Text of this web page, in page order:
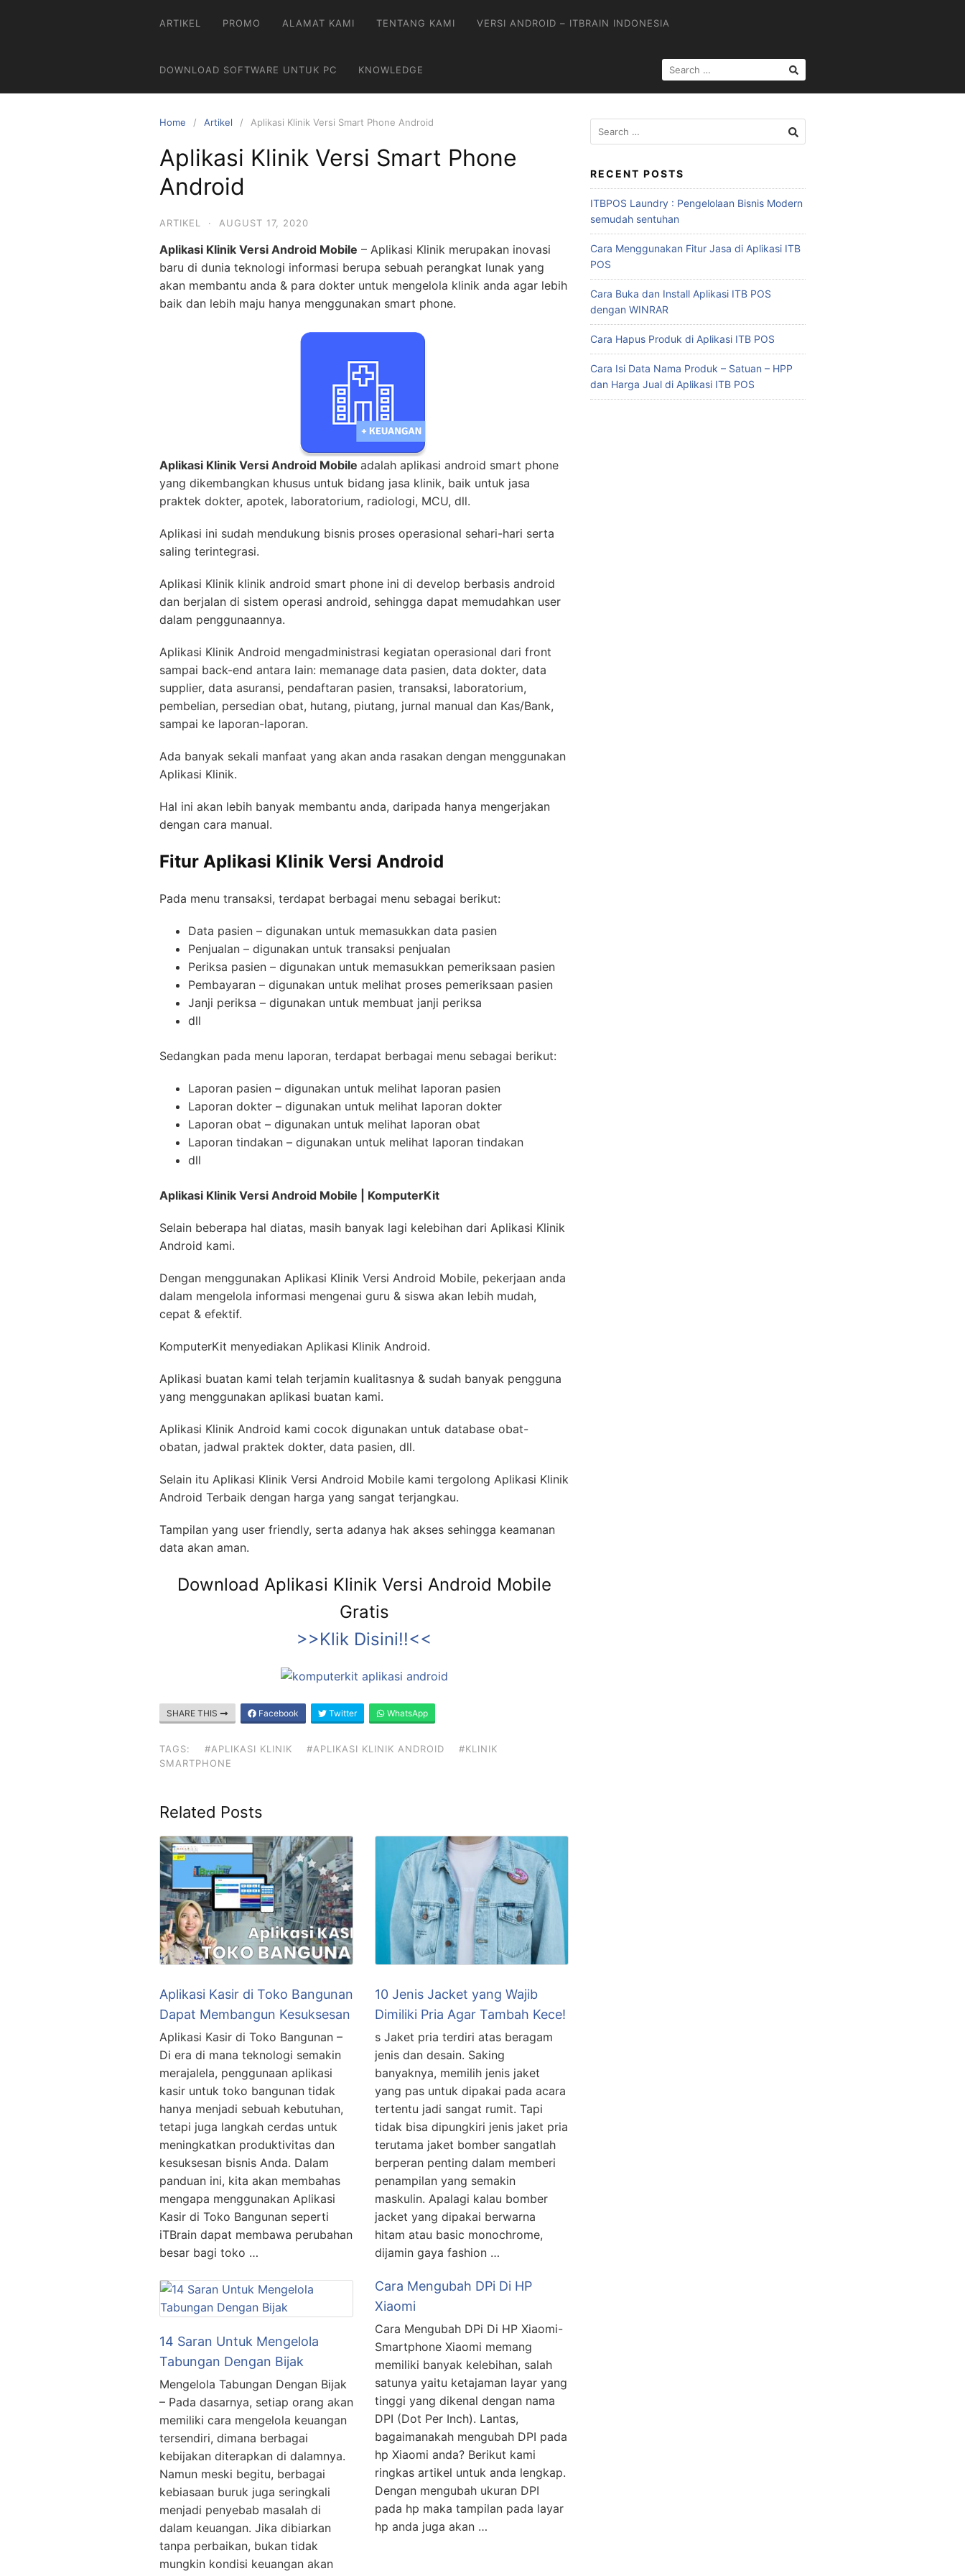
ARTIKEL PROMO ALAMAT KAMI TENTANG KAMI VERSI ANDROID – ITBRAIN INDONESIA
DOWNLOAD SOFTWARE UNTUK PC KNOWLEDGE
Home Artikel Aplikasi Klinik Versi Smart Phone Android
Aplikasi Klinik Versi Smart Phone
Android
ARTIKEL · AUGUST 17, 2020
Aplikasi Klinik Versi Android Mobile – Aplikasi Klinik merupakan inovasi
baru di dunia teknologi informasi berupa sebuah perangkat lunak yang
akan membantu anda & para dokter untuk mengelola klinik anda agar lebih
baik dan lebih maju hanya menggunakan smart phone.
Aplikasi Klinik Versi Android Mobile adalah aplikasi android smart phone
yang dikembangkan khusus untuk bidang jasa klinik, baik untuk jasa
praktek dokter, apotek, laboratorium, radiologi, MCU, dll.
Aplikasi ini sudah mendukung bisnis proses operasional sehari-hari serta
saling terintegrasi.
Aplikasi Klinik klinik android smart phone ini di develop berbasis android
dan berjalan di sistem operasi android, sehingga dapat memudahkan user
dalam penggunaannya.
Aplikasi Klinik Android mengadministrasi kegiatan operasional dari front
sampai back-end antara lain: memanage data pasien, data dokter, data
supplier, data asuransi, pendaftaran pasien, transaksi, laboratorium,
pembelian, persedian obat, hutang, piutang, jurnal manual dan Kas/Bank,
sampai ke laporan-laporan.
Ada banyak sekali manfaat yang akan anda rasakan dengan menggunakan
Aplikasi Klinik.
Hal ini akan lebih banyak membantu anda, daripada hanya mengerjakan
dengan cara manual.
Fitur Aplikasi Klinik Versi Android
Pada menu transaksi, terdapat berbagai menu sebagai berikut:
Data pasien – digunakan untuk memasukkan data pasien
Penjualan – digunakan untuk transaksi penjualan
Periksa pasien – digunakan untuk memasukkan pemeriksaan pasien
Pembayaran – digunakan untuk melihat proses pemeriksaan pasien
Janji periksa – digunakan untuk membuat janji periksa
dll
Sedangkan pada menu laporan, terdapat berbagai menu sebagai berikut:
Laporan pasien – digunakan untuk melihat laporan pasien
Laporan dokter – digunakan untuk melihat laporan dokter
Laporan obat – digunakan untuk melihat laporan obat
Laporan tindakan – digunakan untuk melihat laporan tindakan
dll
Aplikasi Klinik Versi Android Mobile | KomputerKit
Selain beberapa hal diatas, masih banyak lagi kelebihan dari Aplikasi Klinik
Android kami.
Dengan menggunakan Aplikasi Klinik Versi Android Mobile, pekerjaan anda
dalam mengelola informasi mengenai guru & siswa akan lebih mudah,
cepat & efektif.
KomputerKit menyediakan Aplikasi Klinik Android.
Aplikasi buatan kami telah terjamin kualitasnya & sudah banyak pengguna
yang menggunakan aplikasi buatan kami.
Aplikasi Klinik Android kami cocok digunakan untuk database obat-
obatan, jadwal praktek dokter, data pasien, dll.
Selain itu Aplikasi Klinik Versi Android Mobile kami tergolong Aplikasi Klinik
Android Terbaik dengan harga yang sangat terjangkau.
Tampilan yang user friendly, serta adanya hak akses sehingga keamanan
data akan aman.
Download Aplikasi Klinik Versi Android Mobile
Gratis
>>Klik Disini!!<<
SHARE THIS Facebook Twitter WhatsApp
TAGS: #APLIKASI KLINIK #APLIKASI KLINIK ANDROID
#KLINIK
SMARTPHONE
Related Posts
Aplikasi Kasir di Toko Bangunan
Dapat Membangun Kesuksesan
Aplikasi Kasir di Toko Bangunan –
Di era di mana teknologi semakin
merajalela, penggunaan aplikasi
kasir untuk toko bangunan tidak
hanya menjadi sebuah kebutuhan,
tetapi juga langkah cerdas untuk
meningkatkan produktivitas dan
kesuksesan bisnis Anda. Dalam
panduan ini, kita akan membahas
mengapa menggunakan Aplikasi
Kasir di Toko Bangunan seperti
iTBrain dapat membawa perubahan
besar bagi toko …
10 Jenis Jacket yang Wajib
Dimiliki Pria Agar Tambah Kece!
s Jaket pria terdiri atas beragam
jenis dan desain. Saking
banyaknya, memilih jenis jaket
yang pas untuk dipakai pada acara
tertentu jadi sangat rumit. Tapi
tidak bisa dipungkiri jenis jaket pria
terutama jaket bomber sangatlah
berperan penting dalam memberi
penampilan yang semakin
maskulin. Apalagi kalau bomber
jacket yang dipakai berwarna
hitam atau basic monochrome,
dijamin gaya fashion …
14 Saran Untuk Mengelola
Tabungan Dengan Bijak
Mengelola Tabungan Dengan Bijak
– Pada dasarnya, setiap orang akan
memiliki cara mengelola keuangan
tersendiri, dimana berbagai
kebijakan diterapkan di dalamnya.
Namun meski begitu, berbagai
kebiasaan buruk juga seringkali
menjadi penyebab masalah di
dalam keuangan. Jika dibiarkan
tanpa perbaikan, bukan tidak
mungkin kondisi keuangan akan
Cara Mengubah DPi Di HP
Xiaomi
Cara Mengubah DPi Di HP Xiaomi-
Smartphone Xiaomi memang
memiliki banyak kelebihan, salah
satunya yaitu ketajaman layar yang
tinggi yang dikenal dengan nama
DPI (Dot Per Inch). Lantas,
bagaimanakah mengubah DPI pada
hp Xiaomi anda? Berikut kami
ringkas artikel untuk anda lengkap.
Dengan mengubah ukuran DPI
pada hp maka tampilan pada layar
hp anda juga akan …
RECENT POSTS
ITBPOS Laundry : Pengelolaan Bisnis Modern
semudah sentuhan
Cara Menggunakan Fitur Jasa di Aplikasi ITB
POS
Cara Buka dan Install Aplikasi ITB POS
dengan WINRAR
Cara Hapus Produk di Aplikasi ITB POS
Cara Isi Data Nama Produk – Satuan – HPP
dan Harga Jual di Aplikasi ITB POS